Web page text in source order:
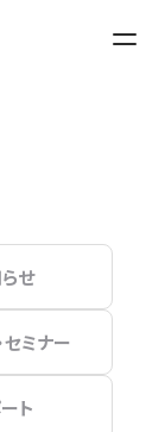
せ
セミナー
ト